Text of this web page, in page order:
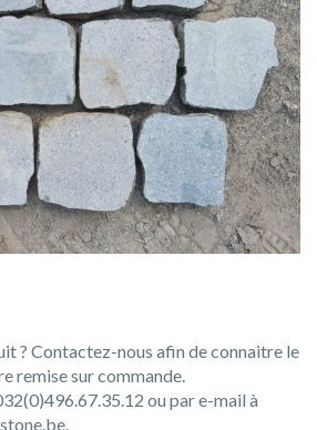
? Contactez-nous afin de connaitre le
remise sur commande.
ou par e-mail à